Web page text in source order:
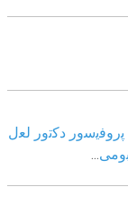
دﮐﺗور ﻟﻌل